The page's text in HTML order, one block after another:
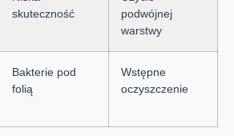
skuteczność
podwójnej
warstwy
Bakterie pod
folią
Wstępne
oczyszczenie